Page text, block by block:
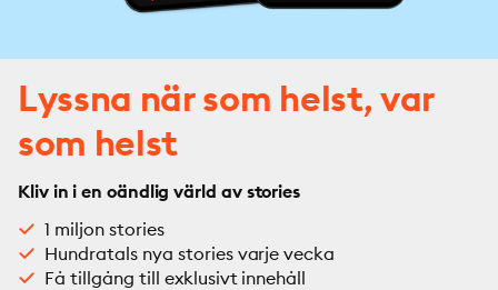
Lyssna när som helst, var
som helst
Kliv in i en oändlig värld av stories
1 miljon stories
Hundratals nya stories varje vecka
Få tillgång till exklusivt innehåll